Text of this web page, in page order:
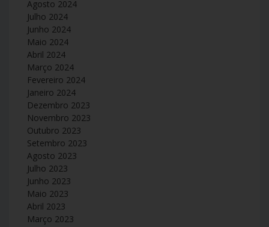
Agosto 2024
Julho 2024
Junho 2024
Maio 2024
Abril 2024
Março 2024
Fevereiro 2024
Janeiro 2024
Dezembro 2023
Novembro 2023
Outubro 2023
Setembro 2023
Agosto 2023
Julho 2023
Junho 2023
Maio 2023
Abril 2023
Março 2023